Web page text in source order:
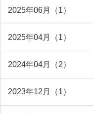
2025年06月（1）
2025年04月（1）
2024年04月（2）
2023年12月（1）